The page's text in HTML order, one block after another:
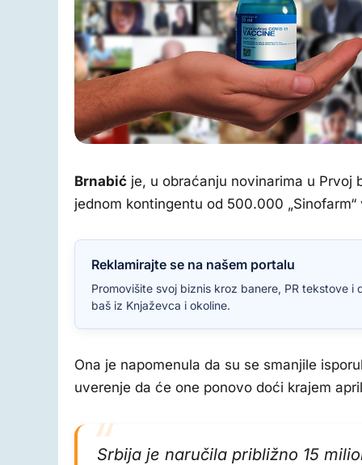
Brnabić je, u obraćanju novinarima u Prvoj
jednom kontingentu od 500.000 „Sinofarm“
Reklamirajte se na našem portalu
Promovišite svoj biznis kroz banere, PR tekstove
baš iz Knjaževca i okoline.
Ona je napomenula da su se smanjile
uverenje da će one ponovo doći krajem
Srbija je naručila približno 15